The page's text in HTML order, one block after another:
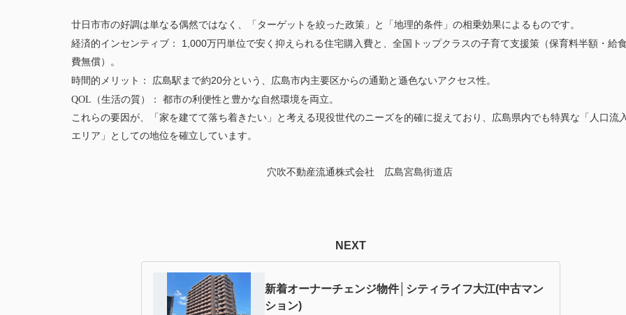
廿日市市の好調は単なる偶然ではなく、「ターゲットを絞った政策」と「地理的条件」の相乗効果によるものです。
経済的インセンティブ：
1,000万円単位で安く抑えられる住宅購入費と、全国トップクラスの子育て支援策（保育料半額・給
費無償）。
時間的メリット：
広島駅まで約20分という、広島市内主要区からの通勤と遜色ないアクセス性。
QOL （生活の質）：
都市の利便性と豊かな自然環境を両立。
これらの要因が、「家を建てて落ち着きたい」と考える現役世代のニーズを的確に捉えており、広島県内でも特異な「人口流
エリア」としての地位を確立しています。
穴吹不動産流通株式会社 広島宮島街道店
NEXT
新着オーナーチェンジ物件│シティライフ大江(中古マン
ション)